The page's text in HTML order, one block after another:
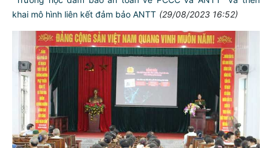
khai mô hình liên kết đảm bảo ANTT (29/08/2023 16:52)